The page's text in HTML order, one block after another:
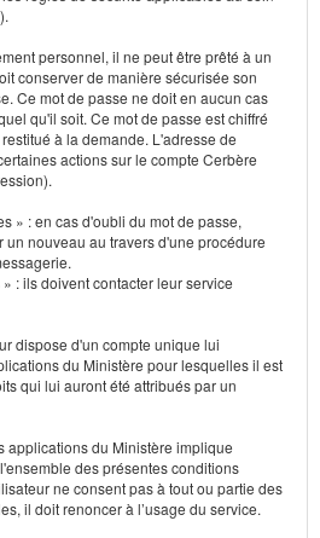
).
personnel, il ne peut être prêté à un
conserver de manière sécurisée son
Ce mot de passe ne doit en aucun cas
qu'il soit. Ce mot de passe est chiffré
à la demande. L'adresse de
actions sur le compte Cerbère
» : en cas d'oubli du mot de passe,
nouveau au travers d'une procédure
: ils doivent contacter leur service
dispose d'un compte unique lui
du Ministère pour lesquelles il est
qui lui auront été attribués par un
applications du Ministère implique
des présentes conditions
ne consent pas à tout ou partie des
il doit renoncer à l’usage du service.